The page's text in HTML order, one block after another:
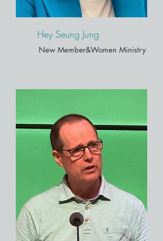
Hey Seung Jung
New Member&Women Ministry